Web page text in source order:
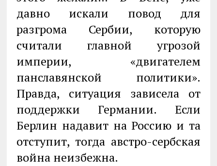
давно искали повод для
разгрома Сербии, которую
считали главной угрозой
империи, «двигателем
панславянской политики».
Правда, ситуация зависела от
поддержки Германии. Если
Берлин надавит на Россию и та
отступит, тогда австро-сербская
война неизбежна.